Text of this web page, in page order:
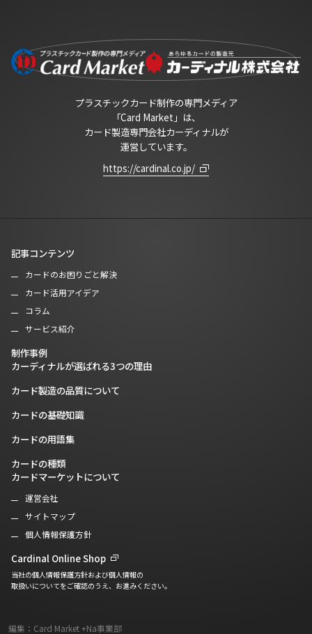
プラスチックカード制作の専門メディア
「Card Market」は、
カード製造専門会社カーディナルが
運営しています。
https://cardinal.co.jp/
記事コンテンツ
カードのお困りごと解決
カード活用アイデア
コラム
サービス紹介
制作事例
カーディナルが選ばれる3つの理由
カード製造の品質について
カードの基礎知識
カードの用語集
カードの種類
カードマーケットについて
運営会社
サイトマップ
個人情報保護方針
Cardinal Online Shop
当社の個人情報保護方針および個人情報の
取扱いについてをご確認のうえ、お進みください。
編集：Card Market +Na事業部